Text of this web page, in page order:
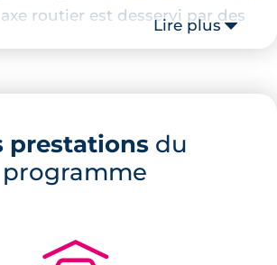
routier est desservi par des
site propre. En face de la
rejoindre le centre-ville
Cambo" est facilement
quelques minutes en voiture.
loisir de la Ramée est à 5
Lire plus
prestations du
programme